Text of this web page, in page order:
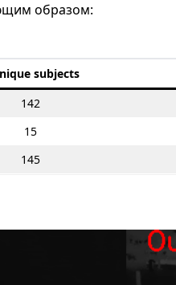
образом:
subjects
142
15
145